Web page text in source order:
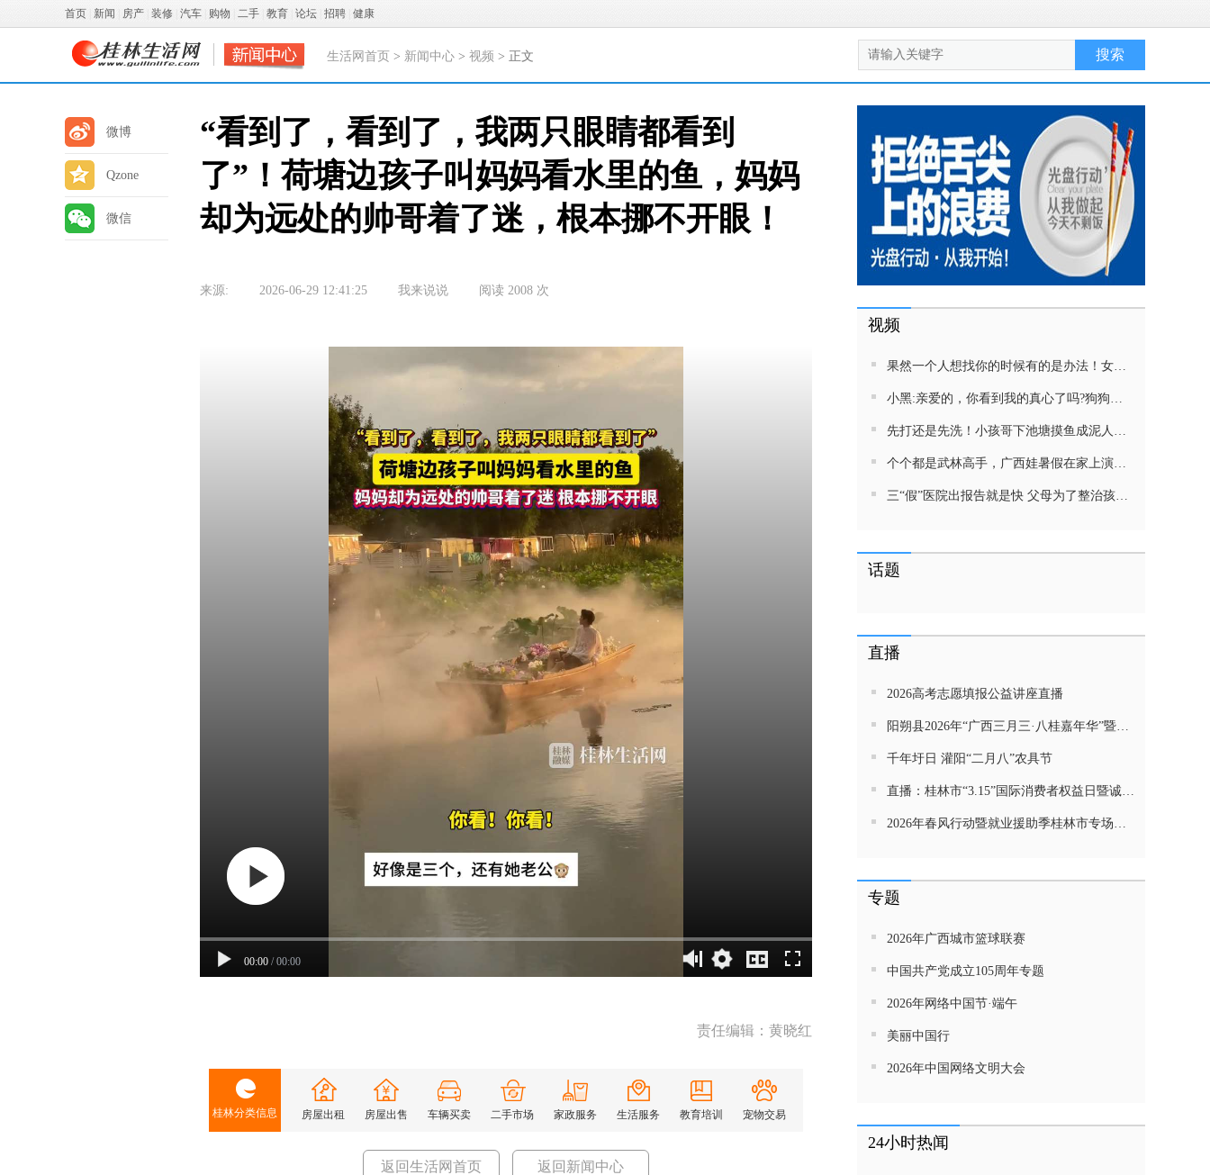
首页 新闻 房产 装修 汽车 购物 二手 教育 论坛 招聘 健康
生活网首页 > 新闻中心 > 视频 > 正文
微博
Qzone
微信
“看到了，看到了，我两只眼睛都看到
了”！荷塘边孩子叫妈妈看水里的鱼，妈妈
却为远处的帅哥着了迷，根本挪不开眼！
来源: 2026-06-29 12:41:25 我来说说 阅读 2008 次
00:00 / 00:00
责任编辑：黄晓红
桂林分类信息 房屋出租 房屋出售 车辆买卖 二手市场 家政服务 生活服务 教育培训 宠物交易
返回生活网首页 返回新闻中心
视频
果然一个人想找你的时候有的是办法！女生吵架将男友拉黑，结果男友给家里狗打电话了！汪：吵死了，一会就去把号码注销
小黑:亲爱的，你看到我的真心了吗?狗狗雨中等好朋狗不愿离去，网友:确实搞笑，黄黄都有男朋友，你却没有
先打还是先洗！小孩哥下池塘摸鱼成泥人！网友：这才是童年该有的样子，好怀念
个个都是武林高手，广西娃暑假在家上演武侠片，80后90后:以前我们也这样玩
三“假”医院出报告就是快 父母为了整治孩子少吃零食想尽了办法 网友：“又有”笑死我了
话题
直播
2026高考志愿填报公益讲座直播
阳朔县2026年“广西三月三·八桂嘉年华”暨金龙巡游活动直播
千年圩日 灌阳“二月八”农具节
直播：桂林市“3.15”国际消费者权益日暨诚信教育主题活动网民面对面活动
2026年春风行动暨就业援助季桂林市专场招聘活动直播带岗
专题
2026年广西城市篮球联赛
中国共产党成立105周年专题
2026年网络中国节·端午
美丽中国行
2026年中国网络文明大会
24小时热闻